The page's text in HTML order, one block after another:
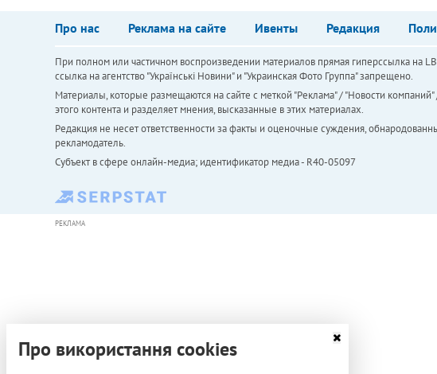
Про нас Реклама на сайте Ивенты Редакция
При полном или частичном воспроизведении материалов прямая гиперссылка на
ссылка на агентство "Українськi Новини" и "Украинская Фото Группа" запрещено.
Материалы, которые размещаются на сайте с меткой "Реклама" / "Новости
этого контента и разделяет мнения, высказанные в этих материалах.
Редакция не несет ответственности за факты и оценочные суждения,
рекламодатель.
Субъект в сфере онлайн-медиа; идентификатор медиа - R40-05097
РЕКЛАМА
Про використання cookies